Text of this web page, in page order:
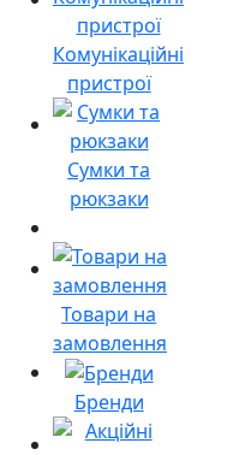
Комунікаційні
пристрої
Сумки та
рюкзаки
Товари на
замовлення
Бренди